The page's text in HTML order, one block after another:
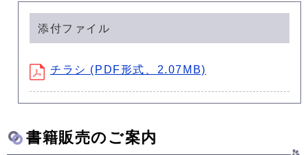
添付ファイル
チラシ (PDF形式、2.07MB)
書籍販売のご案内